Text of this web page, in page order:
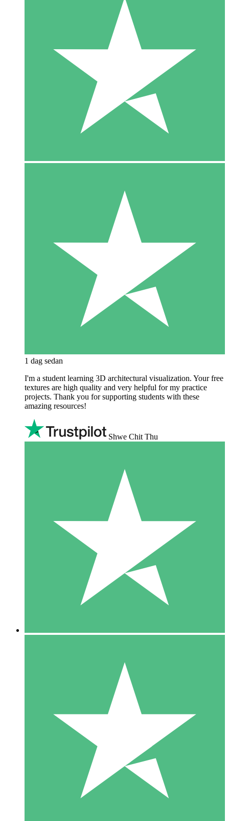
1 dag sedan
I'm a student learning 3D architectural visualization. Your free
textures are high quality and very helpful for my practice
projects. Thank you for supporting students with these
amazing resources!
Shwe Chit Thu